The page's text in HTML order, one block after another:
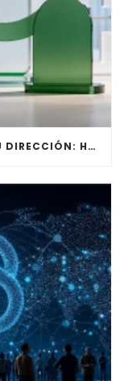
GOOGLE DEEPMIND REORDENA SU DIRECCIÓN: HASSABIS DEJA LA OPERACIÓN DIARIA